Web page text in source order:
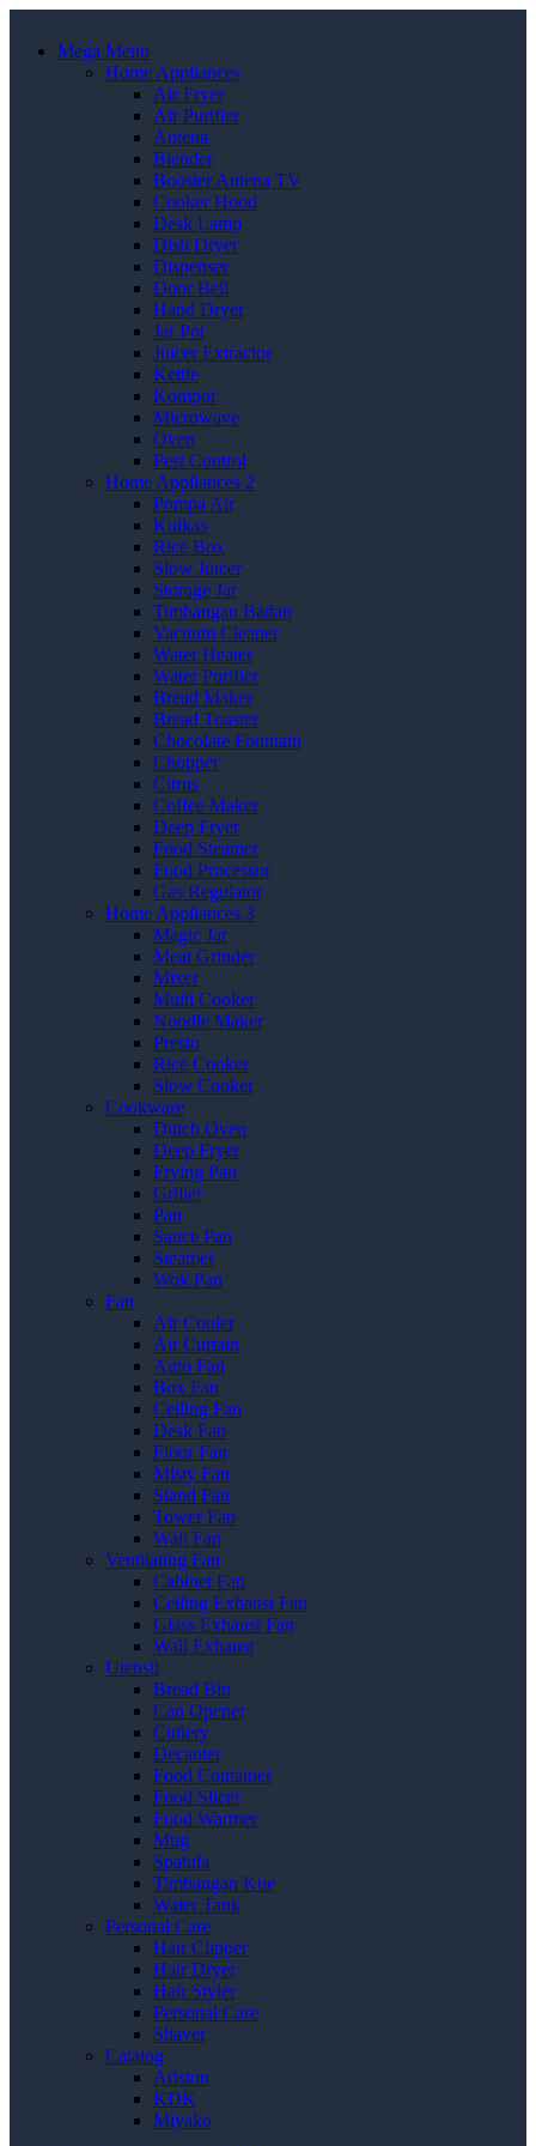
Mega Menu
Home Appliances
Air Fryer
Air Purifier
Antena
Blender
Booster Antena TV
Cooker Hood
Desk Lamp
Dish Dryer
Dispenser
Door Bell
Hand Dryer
Jar Pot
Juicer Extractor
Kettle
Kompor
Microwave
Oven
Pest Control
Home Appliances 2
Pompa Air
Kulkas
Rice Box
Slow Juicer
Storage Jar
Timbangan Badan
Vacuum Cleaner
Water Heater
Water Purifier
Bread Maker
Bread Toaster
Chocolate Fountain
Chopper
Citrus
Coffee Maker
Deep Fryer
Food Steamer
Food Processor
Gas Regulator
Home Appliances 3
Magic Jar
Meat Grinder
Mixer
Multi Cooker
Noodle Maker
Presto
Rice Cooker
Slow Cooker
Cookware
Dutch Oven
Deep Fryer
Frying Pan
Griller
Pan
Sauce Pan
Steamer
Wok Pan
Fan
Air Cooler
Air Curtain
Auto Fan
Box Fan
Ceiling Fan
Desk Fan
Floor Fan
Misty Fan
Stand Fan
Tower Fan
Wall Fan
Ventilating Fan
Cabinet Fan
Ceiling Exhaust Fan
Glass Exhaust Fan
Wall Exhaust
Utensil
Bread Bin
Can Opener
Cutlery
Decanter
Food Container
Food Slicer
Food Warmer
Mug
Spatula
Timbangan Kue
Water Tank
Personal Care
Hair Clipper
Hair Dryer
Hair Styler
Personal Care
Shaver
Catalog
Ariston
KDK
Miyako